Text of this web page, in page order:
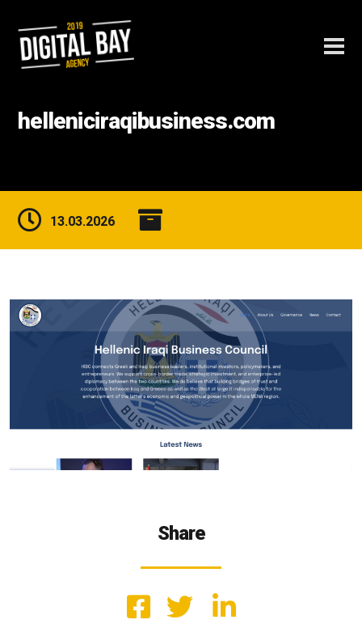
helleniciraqibusiness.com
13.03.2026
Share